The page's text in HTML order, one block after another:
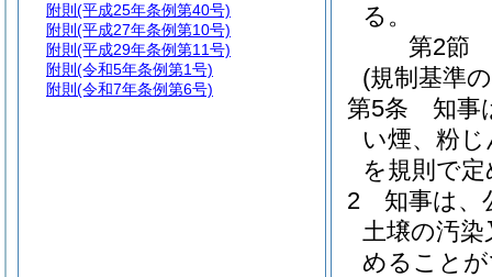
る。
第2節
(規制基準
第5条
知事
い煙、粉
を規則で
2
知事は、
土壌の汚
めること
附則 (平成25年条例第40号)
附則 (平成27年条例第10号)
附則 (平成29年条例第11号)
附則 (令和5年条例第1号)
附則 (令和7年条例第6号)